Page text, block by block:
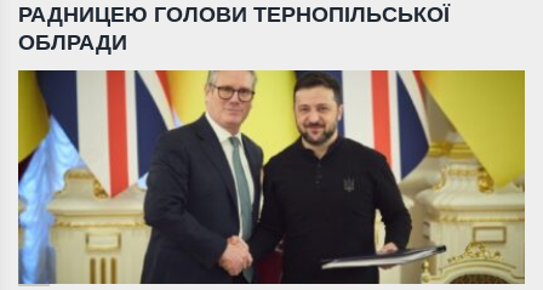
РАДНИЦЕЮ ГОЛОВИ ТЕРНОПІЛЬСЬКОЇ
ОБЛРАДИ